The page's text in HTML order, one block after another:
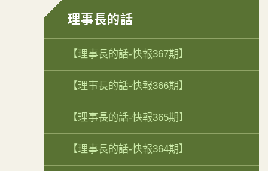
理事長的話
【理事長的話-快報367期】
【理事長的話-快報366期】
【理事長的話-快報365期】
【理事長的話-快報364期】